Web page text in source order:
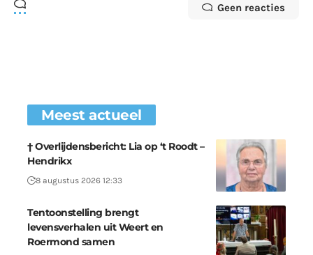
Geen reacties
Meest actueel
† Overlijdensbericht: Lia op ‘t Roodt –
Hendrikx
8 augustus 2026 12:33
Tentoonstelling brengt
levensverhalen uit Weert en
Roermond samen